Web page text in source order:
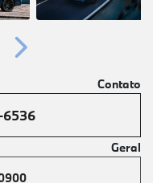
Próximo
Contato
Geral